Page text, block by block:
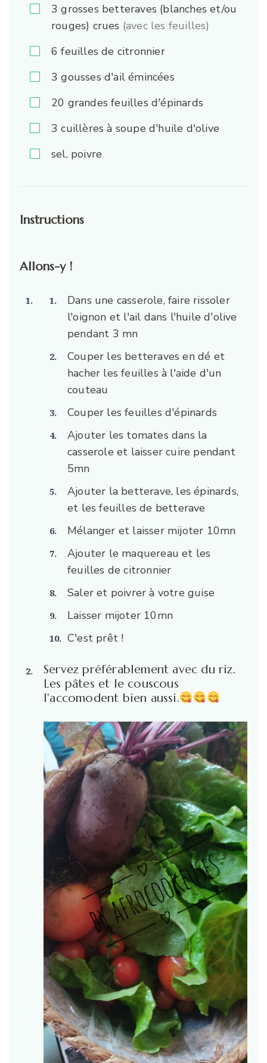
3 grosses betteraves (blanches et/ou
rouges) crues (avec les feuilles)
6 feuilles de citronnier
3 gousses d'ail émincées
20 grandes feuilles d'épinards
3 cuillères à soupe d'huile d'olive
sel, poivre
Instructions
Allons-y !
Dans une casserole, faire rissoler
l'oignon et l'ail dans l'huile d'olive
pendant 3 mn
Couper les betteraves en dé et
hacher les feuilles à l'aide d'un
couteau
Couper les feuilles d'épinards
Ajouter les tomates dans la
casserole et laisser cuire pendant
5mn
Ajouter la betterave, les épinards,
et les feuilles de betterave
Mélanger et laisser mijoter 10mn
Ajouter le maquereau et les
feuilles de citronnier
Saler et poivrer à votre guise
Laisser mijoter 10mn
C'est prêt !
Servez préférablement avec du riz.
Les pâtes et le couscous
l'accomodent bien aussi.